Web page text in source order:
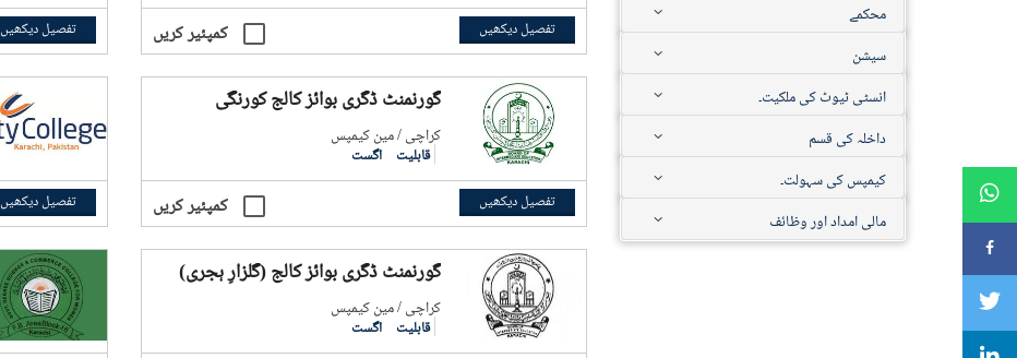
محکمے
سیشن
انسٹی ٹیوٹ کی ملکیت۔
داخلہ کی قسم
کیمپس کی سہولت۔
مالی امداد اور وظائف
کمپئیر کریں تفصیل دیکھیں تفصیل دیکھیں
گورنمنٹ ڈگری بوائز کالج کورنگی
کراچی / مین کیمپس
قابلیت اگست
کمپئیر کریں تفصیل دیکھیں تفصیل دیکھیں
گورنمنٹ ڈگری بوائز کالج (گلزارِ ہجری)
کراچی / مین کیمپس
قابلیت اگست